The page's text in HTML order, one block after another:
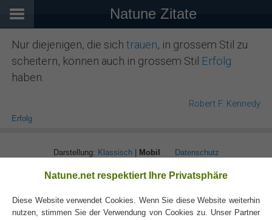
Natune Zitate
Nur diejenigen, die sichtrauen, in grossem Stil zu
scheitern, können auch in grossem Stil Erfolg
haben.
Robert F. Kennedy
Erfolg
Darstellung: Klassisch| Mobil Datenschutz
Natune.net respektiert Ihre Privatsphäre
Diese Website verwendet Cookies. Wenn Sie diese Website weiterhin
nutzen, stimmen Sie der Verwendung von Cookies zu. Unser Partner